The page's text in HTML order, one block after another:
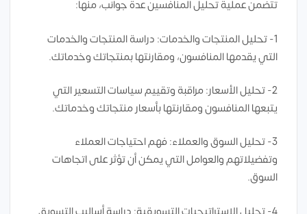
تتضمن عملية تحليل المنافسين عدة جوانب، منها:
1- تحليل المنتجات والخدمات: دراسة المنتجات والخدمات
التي يقدمها المنافسون، ومقارنتها بمنتجاتك وخدماتك.
2- تحليل الأسعار: مراقبة وتقييم سياسات التسعير التي
يتبعها المنافسون ومقارنتها بأسعار منتجاتك وخدماتك.
3- تحليل السوق والعملاء: فهم احتياجات العملاء
وتفضيلاتهم والعوامل التي يمكن أن تؤثر على اتجاهات
السوق.